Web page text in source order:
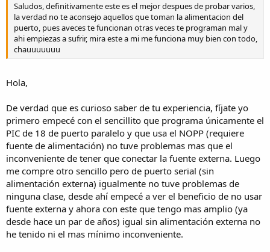
Saludos, definitivamente este es el mejor despues de probar varios,
la verdad no te aconsejo aquellos que toman la alimentacion del
puerto, pues aveces te funcionan otras veces te programan mal y
ahi empiezas a sufrir, mira este a mi me funciona muy bien con todo,
chauuuuuuu
Hola,
De verdad que es curioso saber de tu experiencia, fíjate yo
primero empecé con el sencillito que programa únicamente el
PIC de 18 de puerto paralelo y que usa el NOPP (requiere
fuente de alimentación) no tuve problemas mas que el
inconveniente de tener que conectar la fuente externa. Luego
me compre otro sencillo pero de puerto serial (sin
alimentación externa) igualmente no tuve problemas de
ninguna clase, desde ahí empecé a ver el beneficio de no usar
fuente externa y ahora con este que tengo mas amplio (ya
desde hace un par de años) igual sin alimentación externa no
he tenido ni el mas mínimo inconveniente.